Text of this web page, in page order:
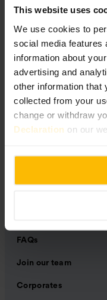
This website uses
We use cookies to
social media features
information about
advertising and
other information that
collected from your
change or withdraw
Declaration on our
سقف إنفاقك يوميًا
والحافلات، ودي إل
ترانسبورت فور لندن
FAQs
Join our team
Corporates